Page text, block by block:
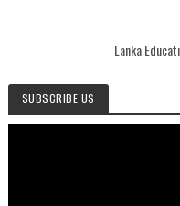
Lanka
SUBSCRIBE US